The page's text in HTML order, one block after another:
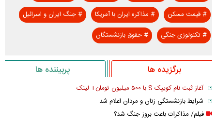
#قیمت مسکن # مذاکره ایران با آمریکا #جنگ ایران و اسرائیل
#تکنولوژی جنگی #حقوق بازنشستگان
برگزیده ها پربیننده ها
آغاز ثبت نام کوییک S با ۵۰۰ میلیون تومان+ لینک
شرایط بازنشستگی زنان و مردان اعلام شد
فیلم/ مذاکرات باعث بروز جنگ شد؟